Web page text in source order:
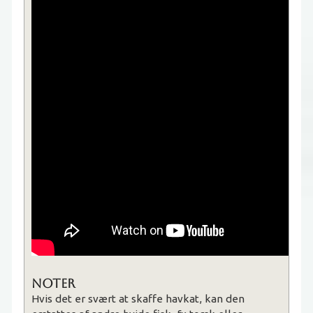
Noter
Hvis det er svært at skaffe havkat, kan den